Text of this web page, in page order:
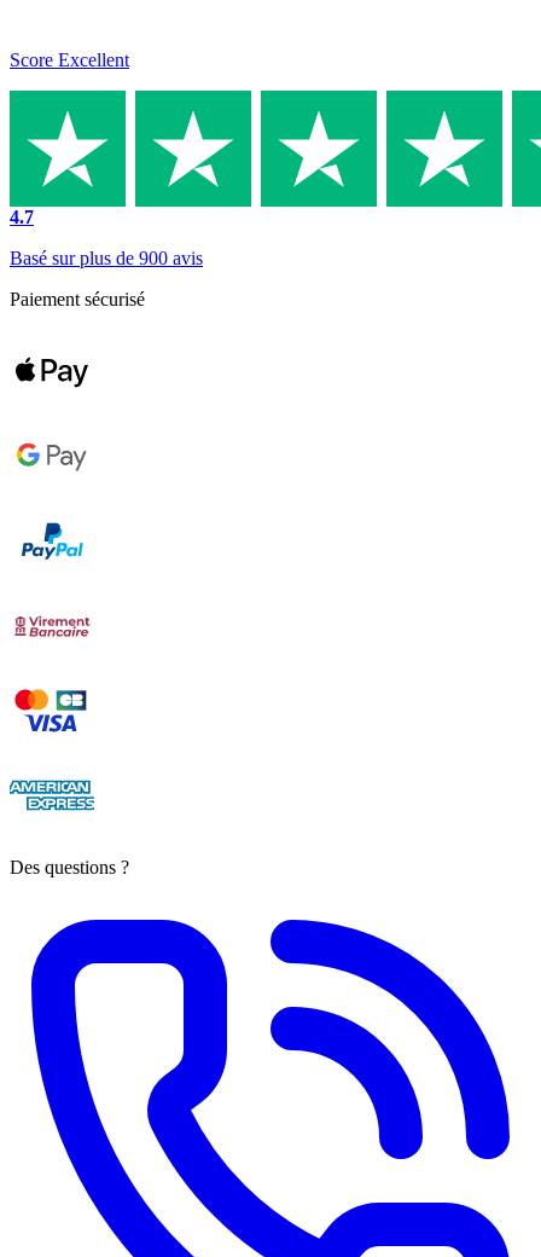
Score Excellent
4.7
Basé sur plus de 900 avis
Paiement sécurisé
Des questions ?